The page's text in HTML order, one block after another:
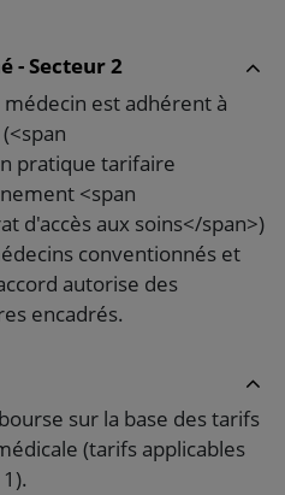
- Secteur 2
est adhérent à
pratique tarifaire
<span
d'accès aux soins</span>)
conventionnés et
autorise des
encadrés.
sur la base des tarifs
(tarifs applicables